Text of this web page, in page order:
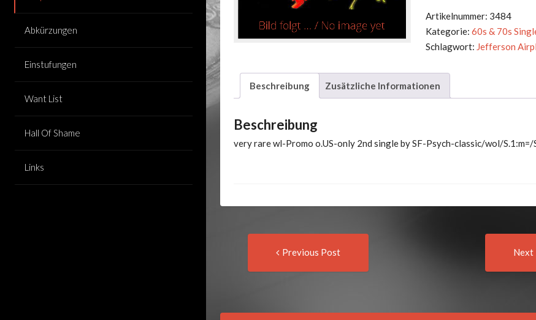
Abkürzungen
Einstufungen
Want List
Hall Of Shame
Links
-
Bringing
Me
Me
In
Menge
Artikelnummer: 3484
Kategorie:60s & 70s
Schlagwort: Jefferson
Beschreibung Zusätzliche Informationen
Beschreibung
very rare wl-Promo o.US-only 2nd single by SF-Psych-classic/wol/S.1:m=/
Post
navigation
Previous Post Next